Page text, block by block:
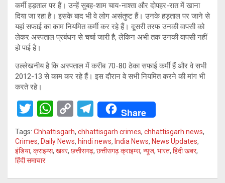
कर्मी हड़ताल पर हैं। उन्हें सुबह-शाम चाय-नाश्ता और दोपहर-रात में खाना
दिया जा रहा है। इसके बाद भी वे लोग असंतुष्ट हैं। उनके हड़ताल पर जाने से
यहां सफाई का काम नियमित कर्मी कर रहे हैं। दूसरी तरफ उनकी वापसी को
लेकर अस्पताल प्रबंधन से चर्चा जारी है, लेकिन अभी तक उनकी वापसी नहीं
हो पाई है।
उल्लेखनीय है कि अस्पताल में करीब 70-80 ठेका सफाई कर्मी हैं और वे सभी
2012-13 से काम कर रहे हैं। इस दौरान वे सभी नियमित करने की मांग भी
करते रहे।
T
wi
tt
er
W
h
at
s
A
C
o
py
Li
n
T
el
e
gr
a
Share
Tags: Chhattisgarh, chhattisgarh crimes, chhattisgarh news,
Crimes, Daily News, hindi news, India News, News Updates,
इंडिया, क्राइम्स, खबर, छत्तीसगढ़, छत्तीसगढ़ क्राइम्स, न्यूज, भारत, हिंदी खबर,
हिंदी समाचार